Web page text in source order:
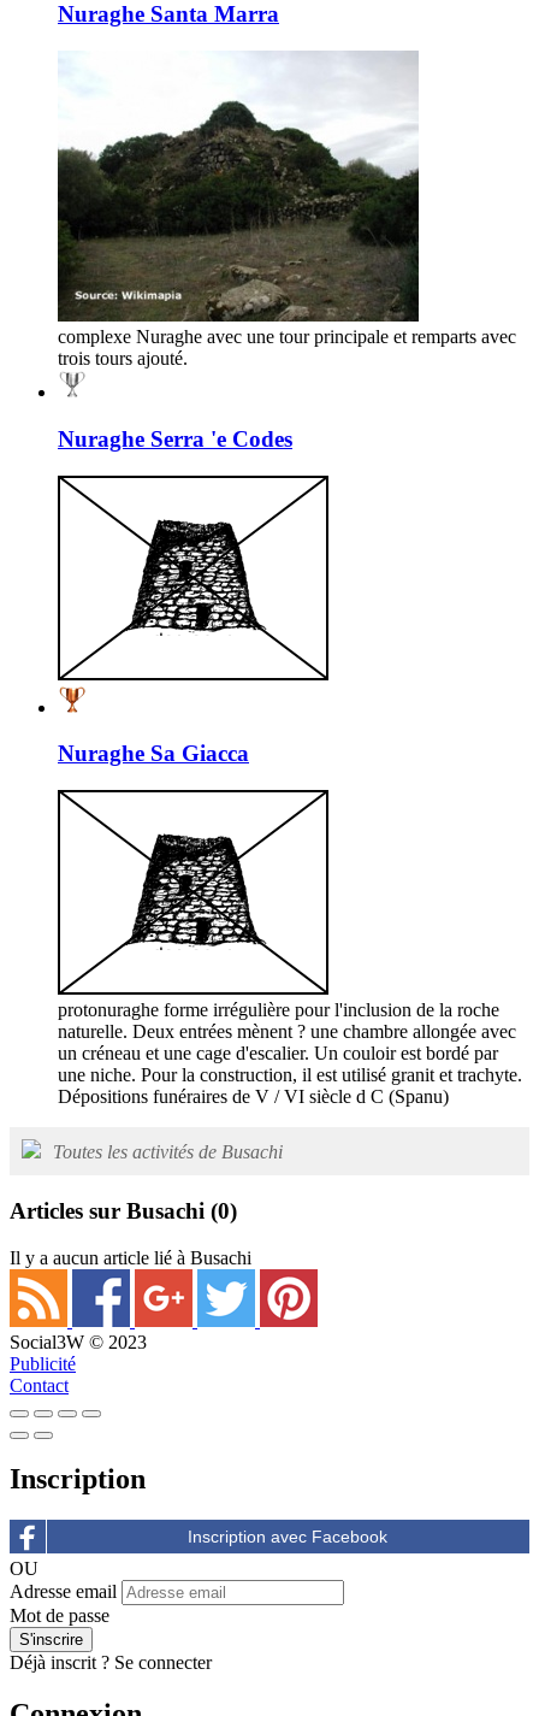
Nuraghe Santa Marra
complexe Nuraghe avec une tour principale et remparts avec
trois tours ajouté.
Nuraghe Serra 'e Codes
Nuraghe Sa Giacca
protonuraghe forme irrégulière pour l'inclusion de la roche
naturelle. Deux entrées mènent ? une chambre allongée avec
un créneau et une cage d'escalier. Un couloir est bordé par
une niche. Pour la construction, il est utilisé granit et trachyte.
Dépositions funéraires de V / VI siècle d C (Spanu)
Toutes les activités de Busachi
Articles sur Busachi (0)
Il y a aucun article lié à Busachi
Social3W © 2023
Publicité
Contact
Inscription
OU
Adresse email
Mot de passe
Déjà inscrit ? Se connecter